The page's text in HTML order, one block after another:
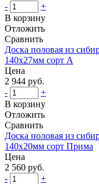
-
+
В корзину
Отложить
Сравнить
Доска половая из
140х27мм сорт А
Цена
2 944 руб.
-
+
В корзину
Отложить
Сравнить
Доска половая из
140х20мм сорт Прима
Цена
2 560 руб.
-
+